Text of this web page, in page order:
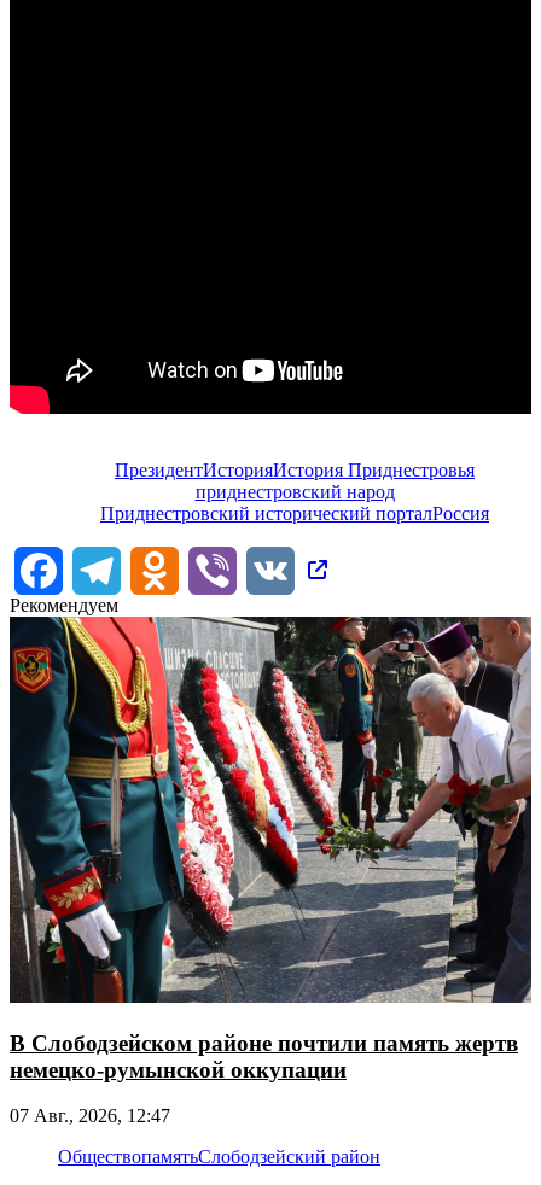
ПрезидентИсторияИстория Приднестровья
приднестровский народ
Приднестровский исторический порталРоссия
FacebookTelegram Odnoklassniki
Viber
VK
Рекомендуем
В Слободзейском районе почтили память жертв
немецко-румынской оккупации
07 Авг., 2026, 12:47
ОбществопамятьСлободзейский район